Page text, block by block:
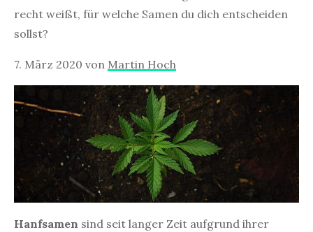
recht weißt, für welche Samen du dich entscheiden
sollst?
7. März 2020 von Martin Hoch
Hanfsamen sind seit langer Zeit aufgrund ihrer